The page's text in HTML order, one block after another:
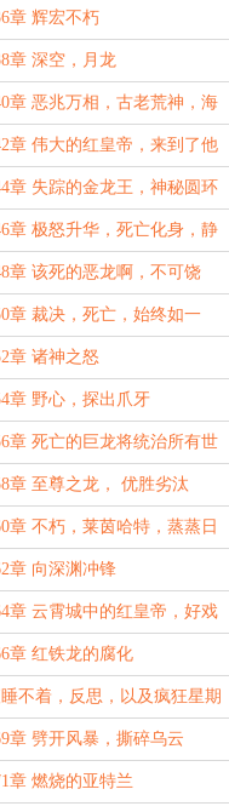
章 辉宏不朽
章 深空，月龙
章 恶兆万相，古老荒神，海
章 伟大的红皇帝，来到了他
怒涛之域（求下月票）
章 失踪的金龙王，神秘圆环
章 极怒升华，死亡化身，静
章 该死的恶龙啊，不可饶
章 裁决，死亡，始终如一
高潮章，求月票）
章 诸神之怒
章 野心，探出爪牙
章 死亡的巨龙将统治所有世
章 至尊之龙， 优胜劣汰
章 不朽，莱茵哈特，蒸蒸日
章 向深渊冲锋
章 云霄城中的红皇帝，好戏
求月票）
章 红铁龙的腐化
不着，反思，以及疯狂星期
抽奖
章 劈开风暴，撕碎乌云
章 燃烧的亚特兰